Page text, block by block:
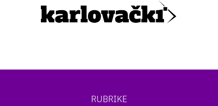
RUBRIKE